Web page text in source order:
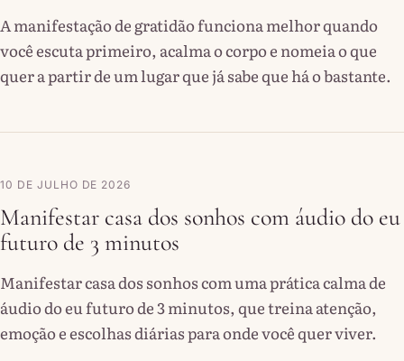
A manifestação de gratidão funciona melhor quando
você escuta primeiro, acalma o corpo e nomeia o que
quer a partir de um lugar que já sabe que há o bastante.
10 DE JULHO DE 2026
Manifestar casa dos sonhos com áudio do eu
futuro de 3 minutos
Manifestar casa dos sonhos com uma prática calma de
áudio do eu futuro de 3 minutos, que treina atenção,
emoção e escolhas diárias para onde você quer viver.